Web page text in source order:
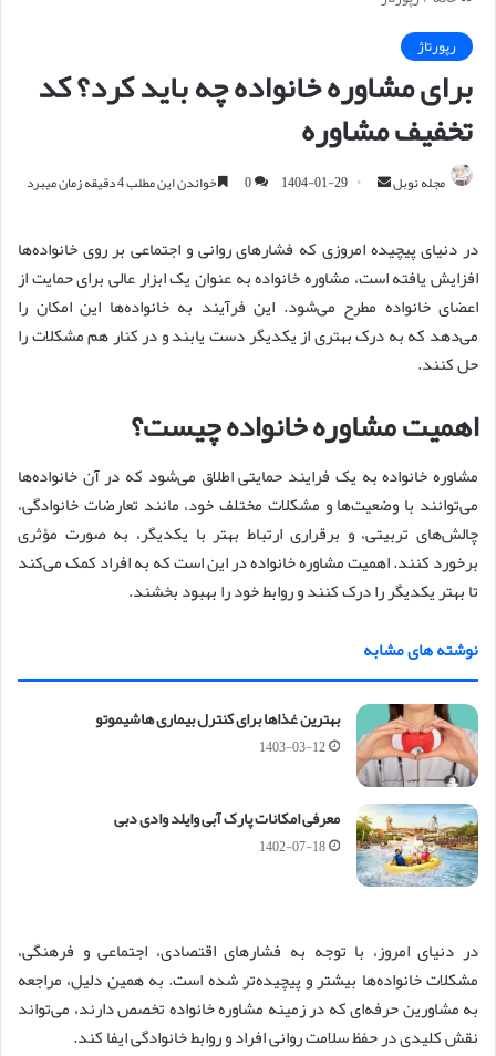
رپورتاژ
برای مشاوره خانواده چه باید کرد؟ کد
تخفیف مشاوره
مجله نوبل
ا
ل
ا
ی
ل
1404-01-29
0 خواندن این مطلب 4 دقیقه زمان میبرد
در دنیای پیچیده امروزی که فشارهای روانی و اجتماعی بر روی خانواده‌ها
افزایش یافته است، مشاوره خانواده به عنوان یک ابزار عالی برای حمایت از
اعضای خانواده مطرح می‌شود. این فرآیند به خانواده‌ها این امکان را
می‌دهد که به درک بهتری از یکدیگر دست یابند و در کنار هم مشکلات را
حل کنند.
اهمیت مشاوره خانواده چیست؟
مشاوره خانواده به یک فرایند حمایتی اطلاق می‌شود که در آن خانواده‌ها
می‌توانند با وضعیت‌ها و مشکلات مختلف خود، مانند تعارضات خانوادگی،
چالش‌های تربیتی، و برقراری ارتباط بهتر با یکدیگر، به صورت مؤثری
برخورد کنند. اهمیت مشاوره خانواده در این است که به افراد کمک می‌کند
تا بهتر یکدیگر را درک کنند و روابط خود را بهبود بخشند.
نوشته های مشابه
بهترین غذاها برای کنترل بیماری هاشیموتو
1403-03-12
معرفی امکانات پارک آبی وایلد وادی دبی
1402-07-18
در دنیای امروز، با توجه به فشارهای اقتصادی، اجتماعی و فرهنگی،
مشکلات خانواده‌ها بیشتر و پیچیده‌تر شده است. به همین دلیل، مراجعه
به مشاورین حرفه‌ای که در زمینه مشاوره خانواده تخصص دارند، می‌تواند
نقش کلیدی در حفظ سلامت روانی افراد و روابط خانوادگی ایفا کند.